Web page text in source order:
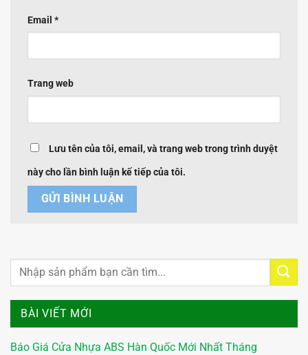
BÀI VIẾT MỚI
Báo Giá Cửa Nhựa ABS Hàn Quốc Mới Nhất Tháng
Email *
Trang web
Lưu tên của tôi, email, và trang web trong trình duyệt
này cho lần bình luận kế tiếp của tôi.